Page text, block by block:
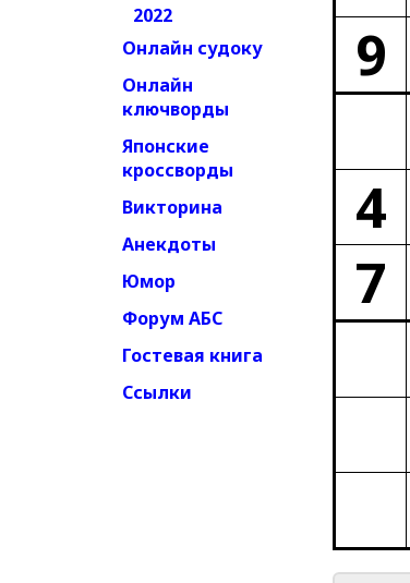
2022
Онлайн судоку
Онлайн
ключворды
Японские
кроссворды
Викторина
Анекдоты
Юмор
Форум АБС
Гостевая книга
Ссылки
9
4
7